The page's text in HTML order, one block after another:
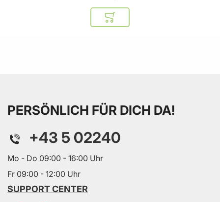
In den Warenkorb
PERSÖNLICH FÜR DICH DA!
+43 5 02240
Mo - Do 09:00 - 16:00 Uhr
Fr 09:00 - 12:00 Uhr
SUPPORT CENTER